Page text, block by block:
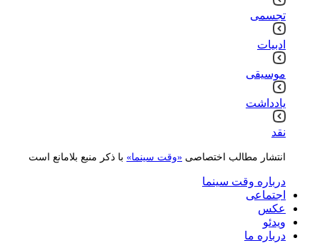
تجسمی
ادبیات
موسیقی
یادداشت
نقد
انتشار مطالب اختصاصی «وقت سینما» با ذکر منبع بلامانع است
درباره وقت سینما
اجتماعی
عکس
ویدئو
درباره ما